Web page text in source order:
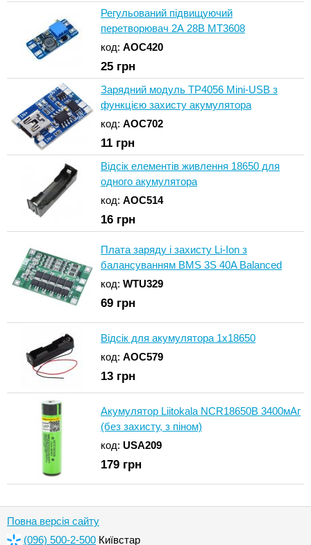
Регульований підвищуючий
перетворювач 2А 28В MT3608
код: AOC420
25 грн
Зарядний модуль TP4056 Mini-USB з
функцією захисту акумулятора
код: AOC702
11 грн
Відсік елементів живлення 18650 для
одного акумулятора
код: AOC514
16 грн
Плата заряду і захисту Li-Ion з
балансуванням BMS 3S 40A Balanced
код: WTU329
69 грн
Відсік для акумулятора 1x18650
код: AOC579
13 грн
Акумулятор Liitokala NCR18650B 3400мАг
(без захисту, з піном)
код: USA209
179 грн
Повна версія сайту
(096) 500-2-500 Київстар